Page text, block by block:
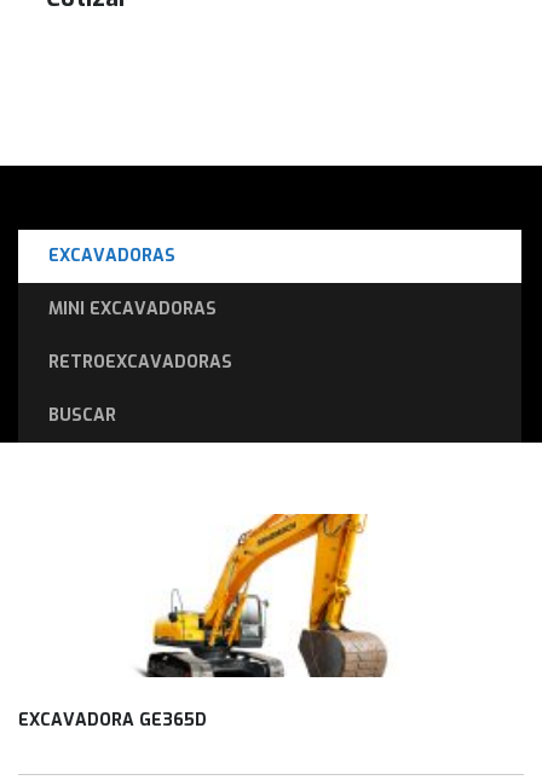
EXCAVADORAS
MINI EXCAVADORAS
RETROEXCAVADORAS
BUSCAR
EXCAVADORA GE365D